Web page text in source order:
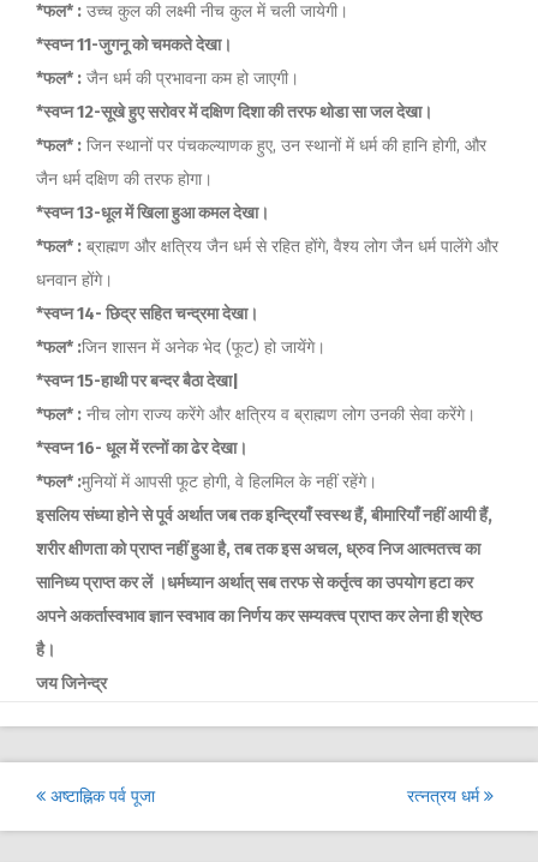
*फल* : उच्च कुल की लक्ष्मी नीच कुल में चली जायेगी।
*स्वप्न 11-जुगनू को चमकते देखा।
*फल* : जैन धर्म की प्रभावना कम हो जाएगी।
*स्वप्न 12-सूखे हुए सरोवर में दक्षिण दिशा की तरफ थोडा सा जल देखा।
*फल* : जिन स्थानों पर पंचकल्याणक हुए, उन स्थानों में धर्म की हानि होगी, और
जैन धर्म दक्षिण की तरफ होगा।
*स्वप्न 13-धूल में खिला हुआ कमल देखा।
*फल* : ब्राह्मण और क्षत्रिय जैन धर्म से रहित होंगे, वैश्य लोग जैन धर्म पालेंगे और
धनवान होंगे।
*स्वप्न 14- छिद्र सहित चन्द्रमा देखा।
*फल* :जिन शासन में अनेक भेद (फूट) हो जायेंगे।
*स्वप्न 15-हाथी पर बन्दर बैठा देखा|
*फल* : नीच लोग राज्य करेंगे और क्षत्रिय व ब्राह्मण लोग उनकी सेवा करेंगे।
*स्वप्न 16- धूल में रत्नों का ढेर देखा।
*फल* :मुनियों में आपसी फूट होगी, वे हिलमिल के नहीं रहेंगे।
इसलिय संध्या होने से पूर्व अर्थात जब तक इन्द्रियाँ स्वस्थ हैं, बीमारियाँ नहीं आयी हैं,
शरीर क्षीणता को प्राप्त नहीं हुआ है, तब तक इस अचल, ध्रुव निज आत्मतत्त्व का
सानिध्य प्राप्त कर लें ।धर्मध्यान अर्थात् सब तरफ से कर्तृत्व का उपयोग हटा कर
अपने अकर्तास्वभाव ज्ञान स्वभाव का निर्णय कर सम्यक्त्व प्राप्त कर लेना ही श्रेष्ठ
है।
जय जिनेन्द्र
Post
navigation
अष्टाह्निक पर्व पूजा रत्नत्रय धर्म